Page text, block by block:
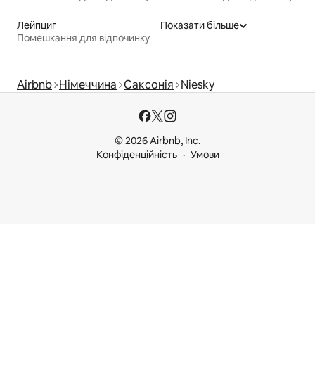
Лейпциг
Помешкання для відпочинку
Показати більше
Airbnb Німеччина Саксонія Niesky
© 2026 Airbnb, Inc.
Конфіденційність
Умови